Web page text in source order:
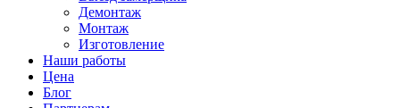
Демонтаж
Монтаж
Изготовление
Наши работы
Цена
Блог